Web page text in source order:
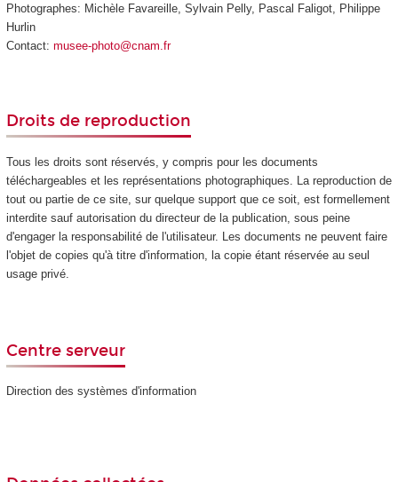
Photographes: Michèle Favareille, Sylvain Pelly, Pascal Faligot, Philippe
Hurlin
Contact: musee-photo@cnam.fr
Droits de reproduction
Tous les droits sont réservés, y compris pour les documents
téléchargeables et les représentations photographiques. La reproduction de
tout ou partie de ce site, sur quelque support que ce soit, est formellement
interdite sauf autorisation du directeur de la publication, sous peine
d'engager la responsabilité de l'utilisateur. Les documents ne peuvent faire
l'objet de copies qu'à titre d'information, la copie étant réservée au seul
usage privé.
Centre serveur
Direction des systèmes d'information